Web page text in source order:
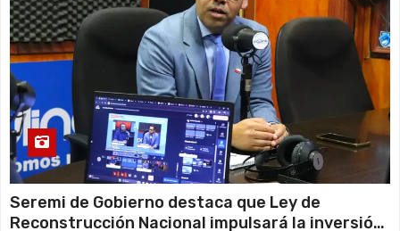
Seremi de Gobierno destaca que Ley de
Reconstrucción Nacional impulsará la inversión